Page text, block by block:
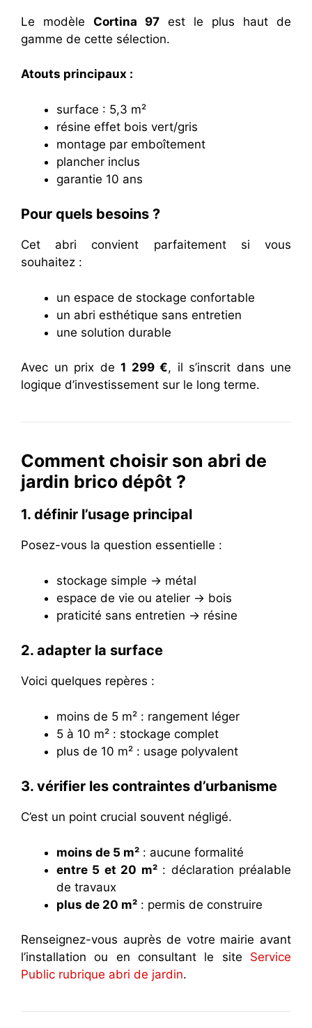
Le modèle Cortina 97 est le plus haut de
gamme de cette sélection.
Atouts principaux :
surface : 5,3 m²
résine effet bois vert/gris
montage par emboîtement
plancher inclus
garantie 10 ans
Pour quels besoins ?
Cet abri convient parfaitement si vous
souhaitez :
un espace de stockage confortable
un abri esthétique sans entretien
une solution durable
Avec un prix de 1 299 €, il s’inscrit dans une
logique d’investissement sur le long terme.
Comment choisir son abri de
jardin brico dépôt ?
1. définir l’usage principal
Posez-vous la question essentielle :
stockage simple → métal
espace de vie ou atelier → bois
praticité sans entretien → résine
2. adapter la surface
Voici quelques repères :
moins de 5 m² : rangement léger
5 à 10 m² : stockage complet
plus de 10 m² : usage polyvalent
3. vérifier les contraintes d’urbanisme
C’est un point crucial souvent négligé.
moins de 5 m² : aucune formalité
entre 5 et 20 m²: déclaration préalable
de travaux
plus de 20 m² : permis de construire
Renseignez-vous auprès de votre mairie avant
l’installation ou en consultant le site Service
Public rubrique abri de jardin.